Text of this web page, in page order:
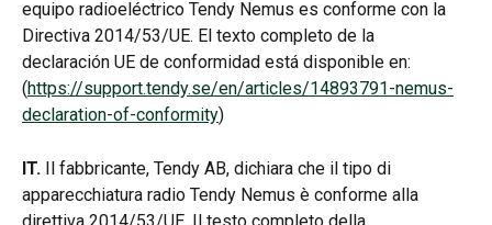
equipo radioeléctrico Tendy Nemus es conforme con la
Directiva 2014/53/UE. El texto completo de la
declaración UE de conformidad está disponible en:
(https://support.tendy.se/en/articles/14893791-nemus-
declaration-of-conformity)
IT. Il fabbricante, Tendy AB, dichiara che il tipo di
apparecchiatura radio Tendy Nemus è conforme alla